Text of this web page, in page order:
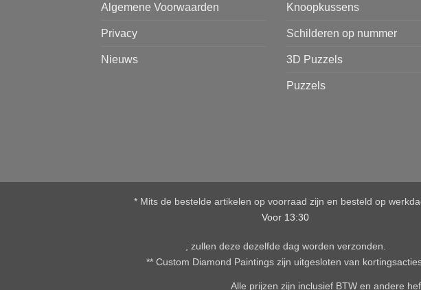
Algemene Voorwaarden
Privacy
Nieuws
Knoopkussens
Schilderen op nummer
3D Puzzels
Puzzels
* Mits de bestelde artikelen op voorraad zijn en besteld op
Voor 13:30
, zullen deze dezelfde dag worden verzonden.
** Custom Diamond Paintings zijn uitgesloten van
Alle prijzen zijn inclusief BTW en andere